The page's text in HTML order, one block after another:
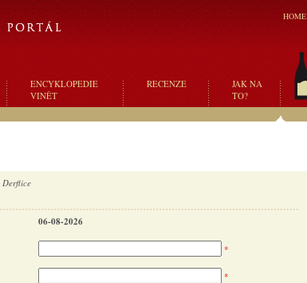
HOME
ENCYKLOPEDIE
VINĚT
RECENZE
JAK NA
TO?
Derflice
06-08-2026
*
*